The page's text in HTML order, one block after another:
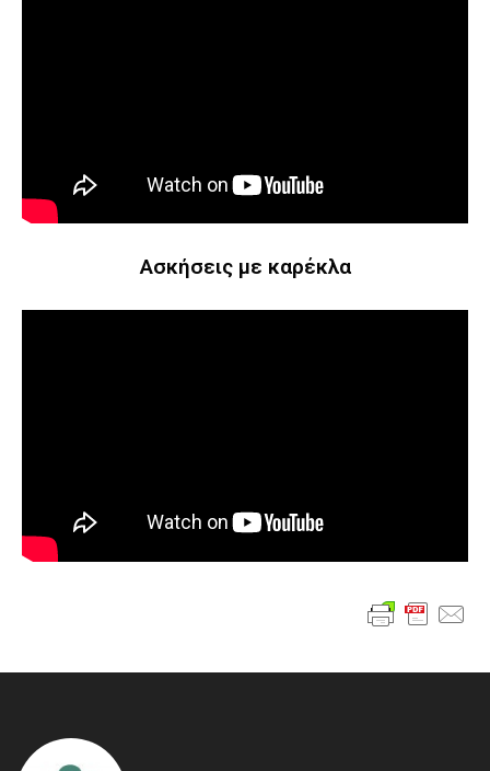
Ασκήσεις με καρέκλα